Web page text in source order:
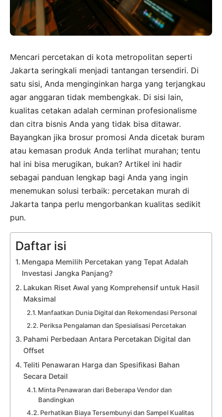
Mencari percetakan di kota metropolitan seperti
Jakarta seringkali menjadi tantangan tersendiri. Di
satu sisi, Anda menginginkan harga yang terjangkau
agar anggaran tidak membengkak. Di sisi lain,
kualitas cetakan adalah cerminan profesionalisme
dan citra bisnis Anda yang tidak bisa ditawar.
Bayangkan jika brosur promosi Anda dicetak buram
atau kemasan produk Anda terlihat murahan; tentu
hal ini bisa merugikan, bukan? Artikel ini hadir
sebagai panduan lengkap bagi Anda yang ingin
menemukan solusi terbaik: percetakan murah di
Jakarta tanpa perlu mengorbankan kualitas sedikit
pun.
Daftar isi
Mengapa Memilih Percetakan yang Tepat Adalah
Investasi Jangka Panjang?
Lakukan Riset Awal yang Komprehensif untuk Hasil
Maksimal
Manfaatkan Dunia Digital dan Rekomendasi Personal
Periksa Pengalaman dan Spesialisasi Percetakan
Pahami Perbedaan Antara Percetakan Digital dan
Offset
Teliti Penawaran Harga dan Spesifikasi Bahan
Secara Detail
Minta Penawaran dari Beberapa Vendor dan
Bandingkan
Perhatikan Biaya Tersembunyi dan Sampel Kualitas